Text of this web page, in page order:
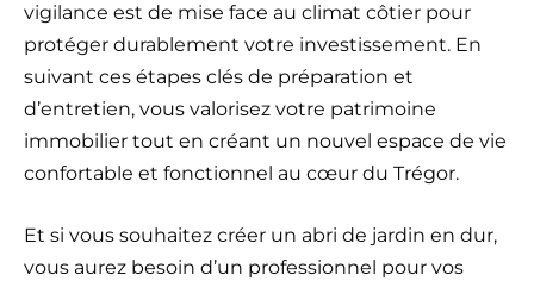
vigilance est de mise face au climat côtier pour
protéger durablement votre investissement. En
suivant ces étapes clés de préparation et
d’entretien, vous valorisez votre patrimoine
immobilier tout en créant un nouvel espace de vie
confortable et fonctionnel au cœur du Trégor.
Et si vous souhaitez créer un abri de jardin en dur,
vous aurez besoin d’un professionnel pour vos